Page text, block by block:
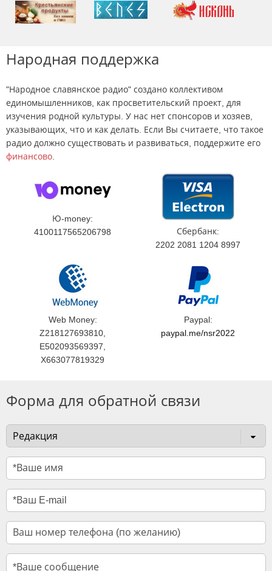
Народная поддержка
"Народное славянское радио" создано коллективом
единомышленников, как просветительский проект, для
изучения родной культуры. У нас нет спонсоров и хозяев,
указывающих, что и как делать. Если Вы считаете, что такое
радио должно существовать и развиваться, поддержите его
финансово.
Ю-money:
4100117565206798
Сбербанк:
2202 2081 1204 8997
Web Money:
Z218127693810,
E502093569397,
X663077819329
Paypal:
paypal.me/nsr2022
Форма для обратной связи